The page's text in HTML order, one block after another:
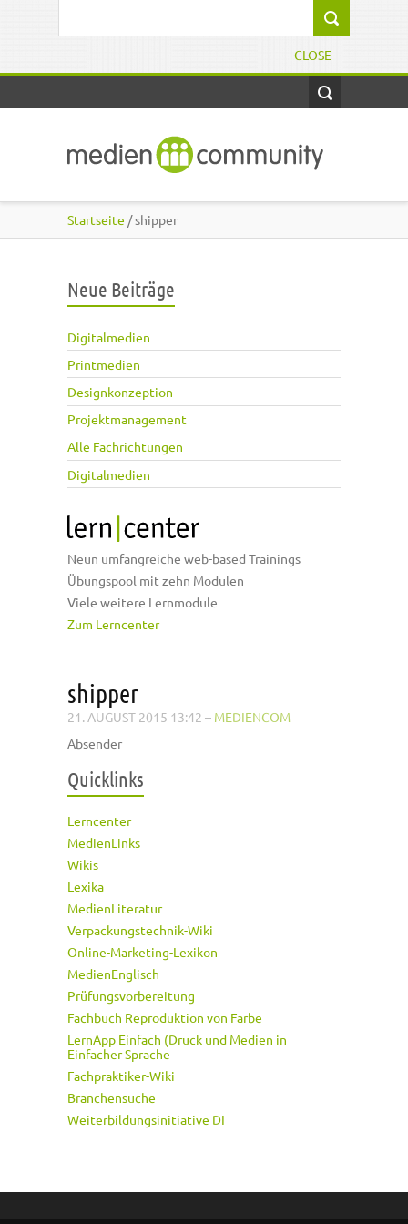
CLOSE
Startseite / shipper
Neue Beiträge
Digitalmedien
Printmedien
Designkonzeption
Projektmanagement
Alle Fachrichtungen
Digitalmedien
Neun umfangreiche web-based Trainings
Übungspool mit zehn Modulen
Viele weitere Lernmodule
Zum Lerncenter
shipper
21. AUGUST 2015 13:42 – MEDIENCOM
Absender
Quicklinks
Lerncenter
MedienLinks
Wikis
Lexika
MedienLiteratur
Verpackungstechnik-Wiki
Online-Marketing-Lexikon
MedienEnglisch
Prüfungsvorbereitung
Fachbuch Reproduktion von Farbe
LernApp Einfach (Druck und Medien in
Einfacher Sprache
Fachpraktiker-Wiki
Branchensuche
Weiterbildungsinitiative DI